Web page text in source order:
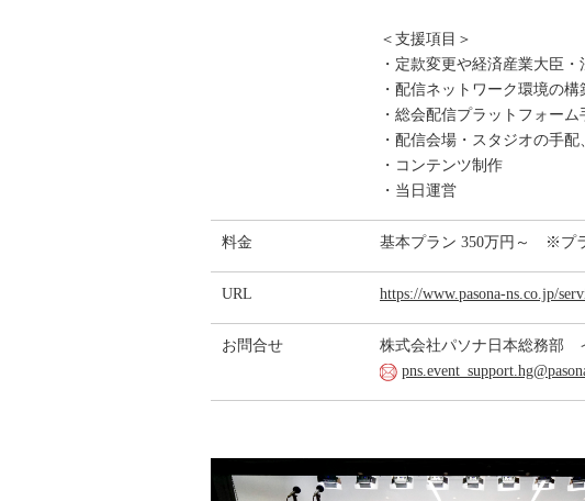
＜支援項目＞
・定款変更や経済産業大臣
・配信ネットワーク環境の構
・総会配信プラットフォーム
・配信会場・スタジオの手
・コンテンツ制作
・当日運営
料金 基本プラン 350万円～ ※プ
URL https://www.pasona-ns.co.jp/
お問合せ
株式会社パソナ日本総務部